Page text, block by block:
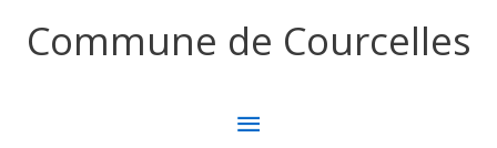
Commune de Courcelles
MENU